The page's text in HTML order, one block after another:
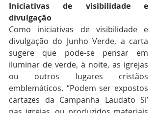
Iniciativas de visibilidade e
divulgação
Como iniciativas de visibilidade e
divulgação do Junho Verde, a carta
sugere que pode-se pensar em
iluminar de verde, à noite, as igrejas
ou outros lugares cristãos
emblemáticos. “Podem ser expostos
cartazes da Campanha Laudato Si’